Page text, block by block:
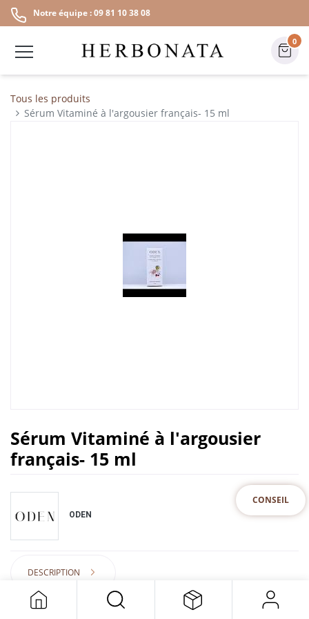
Notre équipe : 09 81 10 38 08
0
CONSEIL
Tous les produits
Sérum Vitaminé à l'argousier français- 15 ml
Sérum Vitaminé à l'argousier
français- 15 ml
ODEN
DESCRIPTION